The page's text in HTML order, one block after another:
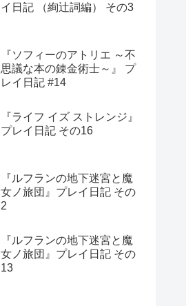
イ日記 （絢辻詞編） その3
『ソフィーのアトリエ ～不
思議な本の錬金術士～』 プ
レイ日記 #14
『ライフ イズ ストレンジ』
プレイ日記 その16
『ルフランの地下迷宮と魔
女ノ旅団』プレイ日記 その
2
『ルフランの地下迷宮と魔
女ノ旅団』プレイ日記 その
13